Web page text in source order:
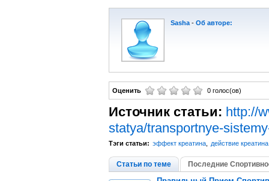
Sasha- Об авторе:
Оценить 0 голос(ов)
Источник статьи: http://
statya/transportnye-
Тэги статьи: эффект креатина, действие креатина
Статьи по теме Последние